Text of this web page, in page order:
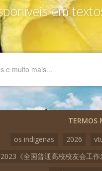
em
TERMOS
os indigenas
2026
2023《全国普通高校校友会工